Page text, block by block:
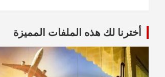
أخترنا لك هذه الملفات المميزة